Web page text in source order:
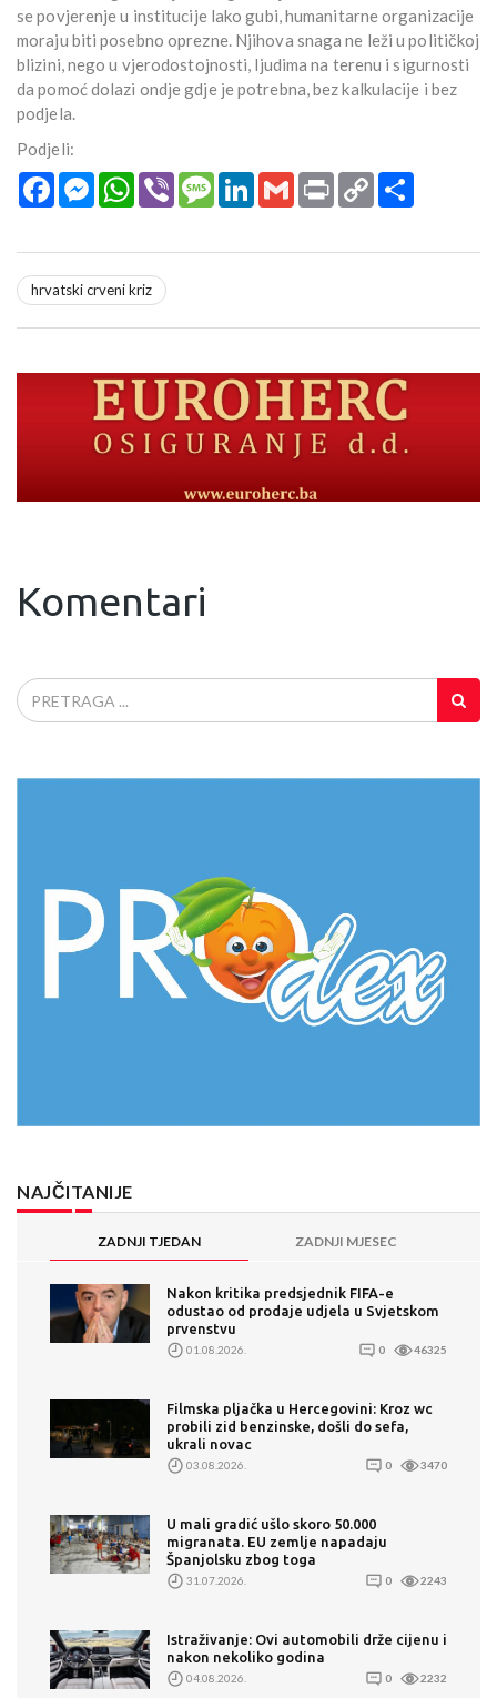
se povjerenje u institucije lako gubi, humanitarne organizacije
moraju biti posebno oprezne. Njihova snaga ne leži u političkoj
blizini, nego u vjerodostojnosti, ljudima na terenu i sigurnosti
da pomoć dolazi ondje gdje je potrebna, bez kalkulacije i bez
podjela.
Podjeli:
FacebookMessengerWhatsApp
Viber MessageLinkedInGmail Print Copy
Link
hrvatski crveni kriz
Komentari
NAJČITANIJE
ZADNJI TJEDAN ZADNJI MJESEC
Nakon kritika predsjednik FIFA-e
odustao od prodaje udjela u Svjetskom
prvenstvu
01.08.2026. 0 46325
Filmska pljačka u Hercegovini: Kroz wc
probili zid benzinske, došli do sefa,
ukrali novac
03.08.2026. 0 3470
U mali gradić ušlo skoro 50.000
migranata. EU zemlje napadaju
Španjolsku zbog toga
31.07.2026. 0 2243
Istraživanje: Ovi automobili drže cijenu i
nakon nekoliko godina
04.08.2026. 0 2232